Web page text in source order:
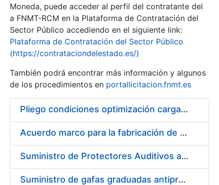
Show/Hide
Moneda, puede acceder al perfil del contratante del
a FNMT-RCM en la Plataforma de Contratación del
Sector Público accediendo en el siguiente link:
Plataforma de Contratación del Sector Público
(https://contrataciondelestado.es/)
También podrá encontrar más información y algunos
de los procedimientos en portallicitacion.fnmt.es
Pliego condiciones optimización cargas compras firmado
Acuerdo marco para la fabricación de piezas
Suministro de Protectores Auditivos a medida para las personas trabajadoras de los Centros de Trabajo de Madrid y Burgos
Suministro de gafas graduadas antiproyecciones para los trabajadores de la FNMT-RCM en los centros de trabajo de Madrid y Burgos